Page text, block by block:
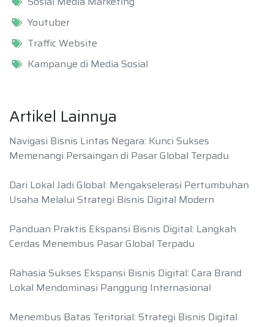
Youtuber
Traffic Website
Kampanye di Media Sosial
Artikel Lainnya
Navigasi Bisnis Lintas Negara: Kunci Sukses
Memenangi Persaingan di Pasar Global Terpadu
Dari Lokal Jadi Global: Mengakselerasi Pertumbuhan
Usaha Melalui Strategi Bisnis Digital Modern
Panduan Praktis Ekspansi Bisnis Digital: Langkah
Cerdas Menembus Pasar Global Terpadu
Rahasia Sukses Ekspansi Bisnis Digital: Cara Brand
Lokal Mendominasi Panggung Internasional
Menembus Batas Teritorial: Strategi Bisnis Digital